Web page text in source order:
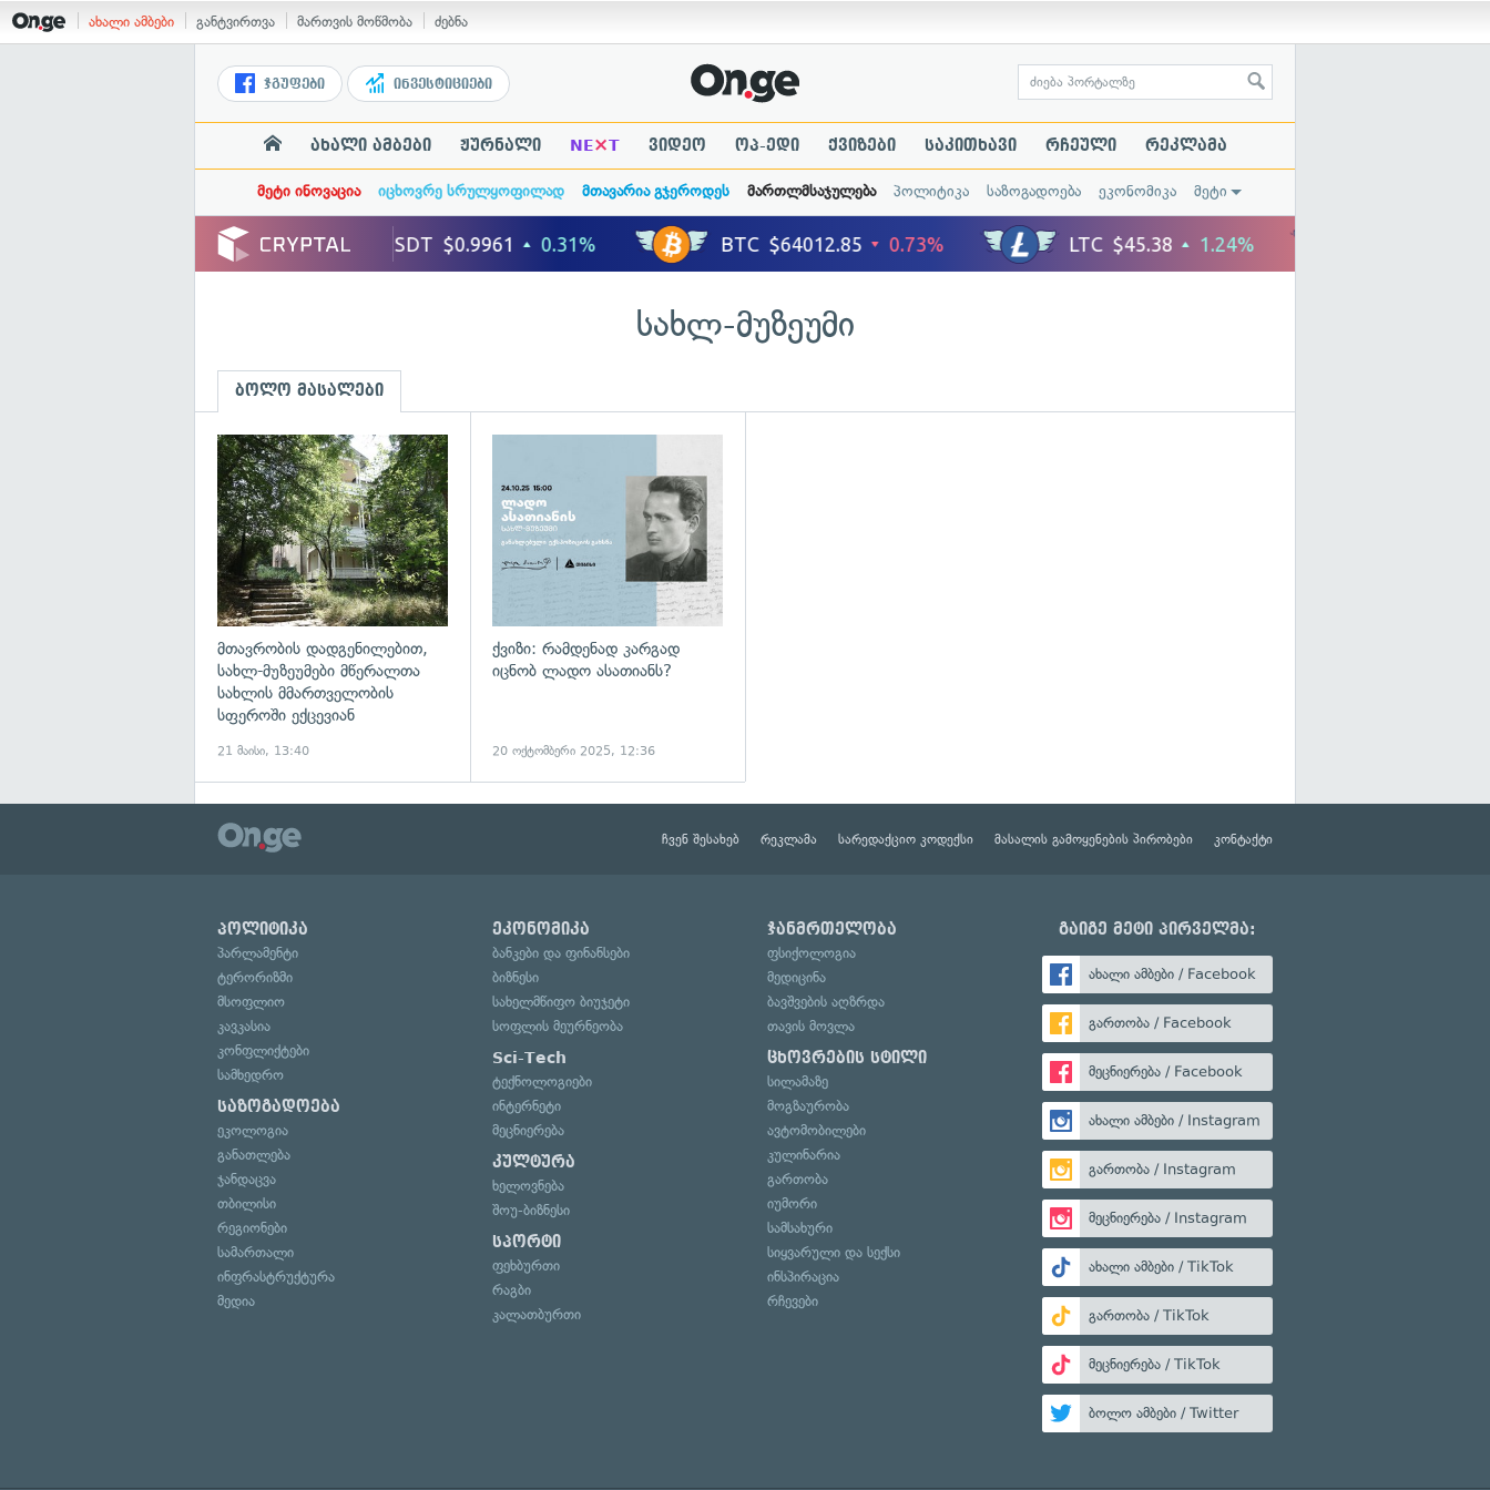
ახალი ამბები განტვირთვა მართვის მოწმობა ძებნა
ჯგუფები ინვესტიციები
ახალი ამბები ჟურნალი NE×T ვიდეო ოპ-ედი ქვიზები საკითხავი რჩეული რეკლამა
მეტი ინოვაცია იცხოვრე სრულყოფილად მთავარია გჯეროდეს მართლმსაჯულება პოლიტიკა საზოგადოება ეკონომიკა მეტი
სახლ-მუზეუმი
ბოლო მასალები
მთავრობის დადგენილებით,
სახლ-მუზეუმები მწერალთა
სახლის მმართველობის
სფეროში ექცევიან
21 მაისი, 13:40
ქვიზი: რამდენად კარგად
იცნობ ლადო ასათიანს?
20 ოქტომბერი 2025, 12:36
ჩვენ შესახებ რეკლამა სარედაქციო კოდექსი მასალის გამოყენების პირობები კონტაქტი
პოლიტიკა
პარლამენტი
ტერორიზმი
მსოფლიო
კავკასია
კონფლიქტები
სამხედრო
საზოგადოება
ეკოლოგია
განათლება
ჯანდაცვა
თბილისი
რეგიონები
სამართალი
ინფრასტრუქტურა
მედია
ეკონომიკა
ბანკები და ფინანსები
ბიზნესი
სახელმწიფო ბიუჯეტი
სოფლის მეურნეობა
Sci-Tech
ტექნოლოგიები
ინტერნეტი
მეცნიერება
კულტურა
ხელოვნება
შოუ-ბიზნესი
სპორტი
ფეხბურთი
რაგბი
კალათბურთი
ჯანმრთელობა
ფსიქოლოგია
მედიცინა
ბავშვების აღზრდა
თავის მოვლა
ცხოვრების სტილი
სილამაზე
მოგზაურობა
ავტომობილები
კულინარია
გართობა
იუმორი
სამსახური
სიყვარული და სექსი
ინსპირაცია
რჩევები
გაიგე მეტი პირველმა:
ახალი ამბები / Facebook
გართობა / Facebook
მეცნიერება / Facebook
ახალი ამბები / Instagram
გართობა / Instagram
მეცნიერება / Instagram
ახალი ამბები / TikTok
გართობა / TikTok
მეცნიერება / TikTok
ბოლო ამბები / Twitter